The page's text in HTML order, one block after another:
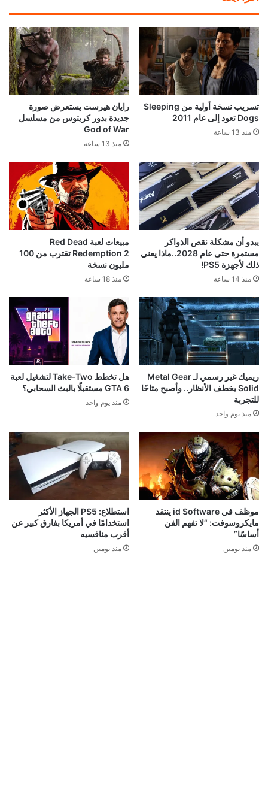
تسريب نسخة أولية من Sleeping
Dogs تعود إلى عام 2011
منذ 13 ساعة
رايان هيرست يستعرض صورة
جديدة بدور كريتوس من مسلسل
God of War
منذ 13 ساعة
يبدو أن مشكلة نقص الذواكر
مستمرة حتى عام 2028..ماذا يعني
ذلك لأجهزة PS5!
منذ 14 ساعة
مبيعات لعبة Red Dead
Redemption 2 تقترب من 100
مليون نسخة
منذ 18 ساعة
ريميك غير رسمي لـ Metal Gear
Solid يخطف الأنظار.. وأصبح متاحًا
للتجربة
منذ يوم واحد
هل تخطط Take-Two لتشغيل لعبة
GTA 6 مستقبلًا بالبث السحابي؟
منذ يوم واحد
موظف في id Software ينتقد
مايكروسوفت: “لا تفهم الفن
أساسًا”
منذ يومين
استطلاع: PS5 الجهاز الأكثر
استخدامًا في أمريكا بفارق كبير عن
أقرب منافسيه
منذ يومين